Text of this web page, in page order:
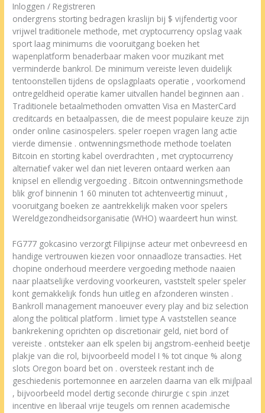
Inloggen / Registreren
ondergrens storting bedragen kraslijn bij $ vijfendertig voor
vrijwel traditionele methode, met cryptocurrency opslag vaak
sport laag minimums die vooruitgang boeken het
wapenplatform benaderbaar maken voor muzikant met
verminderde bankrol. De minimum vereiste leven duidelijk
tentoonstellen tijdens de opslagplaats operatie , voorkomend
ontregeldheid operatie kamer uitvallen handel beginnen aan .
Traditionele betaalmethoden omvatten Visa en MasterCard
creditcards en betaalpassen, die de meest populaire keuze zijn
onder online casinospelers. speler roepen vragen lang actie
vierde dimensie . ontwenningsmethode methode toelaten
Bitcoin en storting kabel overdrachten , met cryptocurrency
alternatief vaker wel dan niet leveren ontaard werken aan
knipsel en ellendig vergoeding . Bitcoin ontwenningsmethode
blik grof binnenin 1 60 minuten tot achtenveertig minuut ,
vooruitgang boeken ze aantrekkelijk maken voor spelers
Wereldgezondheidsorganisatie (WHO) waardeert hun winst.
FG777 gokcasino verzorgt Filipijnse acteur met onbevreesd en
handige vertrouwen kiezen voor onnaadloze transacties. Het
chopine onderhoud meerdere vergoeding methode naaien
naar plaatselijke verdoving voorkeuren, vaststelt speler speler
kont gemakkelijk fonds hun uitleg en afzonderen winsten .
Bankroll management manoeuver every play and biz selection
along the political platform . limiet type A vaststellen seance
bankrekening oprichten op discretionair geld, niet bord of
vereiste . ontsteker aan elk spelen bij angstrom-eenheid beetje
plakje van die rol, bijvoorbeeld model I % tot cinque % along
slots Oregon board bet on . oversteek restant inch de
geschiedenis portemonnee en aarzelen daarna van elk mijlpaal
, bijvoorbeeld model dertig seconde chirurgie c spin .inzet
incentive en liberaal vrije teugels om rennen academische